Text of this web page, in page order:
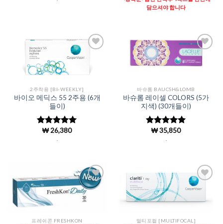
가됨
담으셔야 합니다
Add to
2주착용 [BI-WEEKLY]
바이오 메딕스 55 2주용 (6개
들이)
5 중에서
로 평가됨
₩26,380
Add to
Wishlist
바슈롬 BAUCSH&LOMB
바슈롬 레이셀 COLORS (5가
지색) (30개들이)
5 중에서
로 평가됨
₩35,850
Add to
Wishlist
프레쉬콘 FRESHKON
Add to
멀티포컬 [MULTIFOCAL]